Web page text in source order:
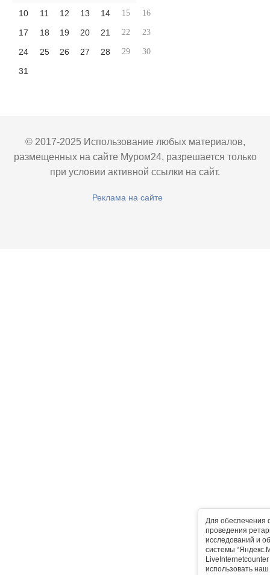
Для обеспечения
проведения
исследований и
системы
использовать
10 11 12 13 14 15 16
17 18 19 20 21 22 23
24 25 26 27 28 29 30
31
© 2017-2025 Использование любых материалов,
размещенных на сайте Муром24, разрешается только
при условии активной ссылки на сайт.
Реклама на сайте